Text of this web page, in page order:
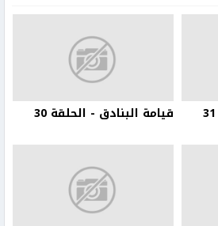
قيامة البنادق - الحلقة 31 قيامة البنادق - الحلقة 30